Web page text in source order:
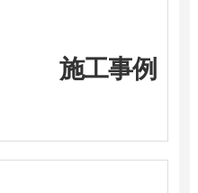
施工事例